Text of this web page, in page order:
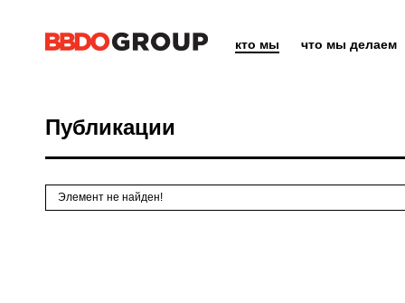
кто мы что мы делаем
Публикации
Элемент не найден!